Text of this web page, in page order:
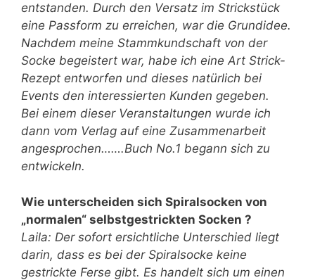
entstanden. Durch den Versatz im Strickstück
eine Passform zu erreichen, war die Grundidee.
Nachdem meine Stammkundschaft von der
Socke begeistert war, habe ich eine Art Strick-
Rezept entworfen und dieses natürlich bei
Events den interessierten Kunden gegeben.
Bei einem dieser Veranstaltungen wurde ich
dann vom Verlag auf eine Zusammenarbeit
angesprochen…….Buch No.1 begann sich zu
entwickeln.
Wie unterscheiden sich Spiralsocken von
„normalen“ selbstgestrickten Socken ?
Laila: Der sofort ersichtliche Unterschied liegt
darin, dass es bei der Spiralsocke keine
gestrickte Ferse gibt. Es handelt sich um einen